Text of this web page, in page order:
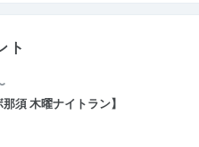
ト
那須 木曜ナイトラン】